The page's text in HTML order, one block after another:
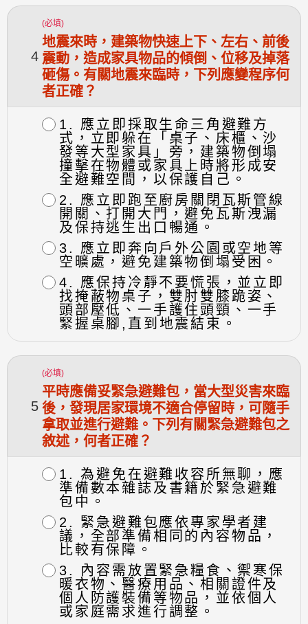
4
(必填)
地震來時，建築物快速上下、左右、前後
震動，造成家具物品的傾倒、位移及掉落
砸傷。有關地震來臨時，下列應變程序何
者正確？
1. 應立即採取生命三角避難方
式，立即躲在「桌子、床櫃、沙
發等大型家具」旁，建築物倒塌
撞擊在物體或家具上時將形成安
全避難空間，以保護自己。
2. 應立即跑至廚房關閉瓦斯管線
開關、打開大門，避免瓦斯洩漏
及保持逃生出口暢通。
3. 應立即奔向戶外公園或空地等
空曠處，避免建築物倒塌受困。
4. 應保持冷靜不要慌張，並立即
找掩蔽物桌子，雙肘雙膝跪姿、
頭部壓低、一手護住頭頸、一手
緊握桌腳,直到地震結束。
5
(必填)
平時應備妥緊急避難包，當大型災害來臨
後，發現居家環境不適合停留時，可隨手
拿取並進行避難。下列有關緊急避難包之
敘述，何者正確？
1. 為避免在避難收容所無聊，應
準備數本雜誌及書籍於緊急避難
包中。
2. 緊急避難包應依專家學者建
議，全部準備相同的內容物品，
比較有保障。
3. 內容需放置緊急糧食、禦寒保
暖衣物、醫療用品、相關證件及
個人防護裝備等物品，並依個人
或家庭需求進行調整。